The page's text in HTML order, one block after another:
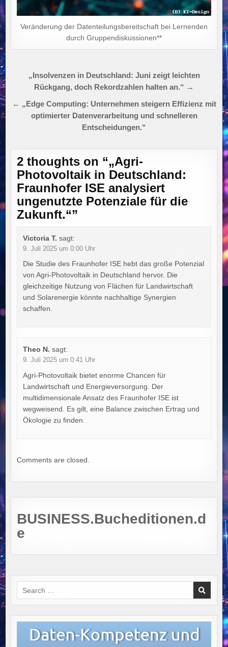
Veränderung der Datenteilungsbereitschaft bei Lernenden
durch Gruppendiskussionen**
Beitragsnavigation
„Insolvenzen in Deutschland: Juni zeigt leichten
Rückgang, doch Rekordzahlen halten an.“ →
← „Edge Computing: Unternehmen steigern Effizienz mit
optimierter Datenverarbeitung und schnelleren
Entscheidungen.“
2 thoughts on “„Agri-
Photovoltaik in Deutschland:
Fraunhofer ISE analysiert
ungenutzte Potenziale für die
Zukunft.“”
Victoria T. sagt:
9. Juli 2025 um 0:00 Uhr
Die Studie des Fraunhofer ISE hebt das große Potenzial
von Agri-Photovoltaik in Deutschland hervor. Die
gleichzeitige Nutzung von Flächen für Landwirtschaft
und Solarenergie könnte nachhaltige Synergien
schaffen.
Theo N. sagt:
9. Juli 2025 um 0:41 Uhr
Agri-Photovoltaik bietet enorme Chancen für
Landwirtschaft und Energieversorgung. Der
multidimensionale Ansatz des Fraunhofer ISE ist
wegweisend. Es gilt, eine Balance zwischen Ertrag und
Ökologie zu finden.
Comments are closed.
BUSINESS.Bucheditionen.d
e
Search
for: